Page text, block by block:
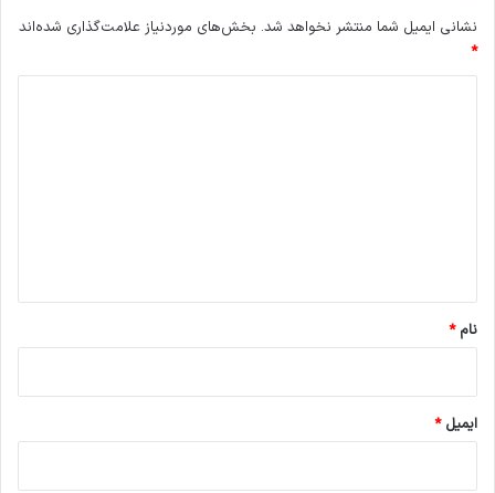
نشانی ایمیل شما منتشر نخواهد شد. بخش‌های موردنیاز علامت‌گذاری شده‌اند
*
نام*
ایمیل*